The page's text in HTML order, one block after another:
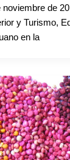
noviembre de
y Turismo,
en la